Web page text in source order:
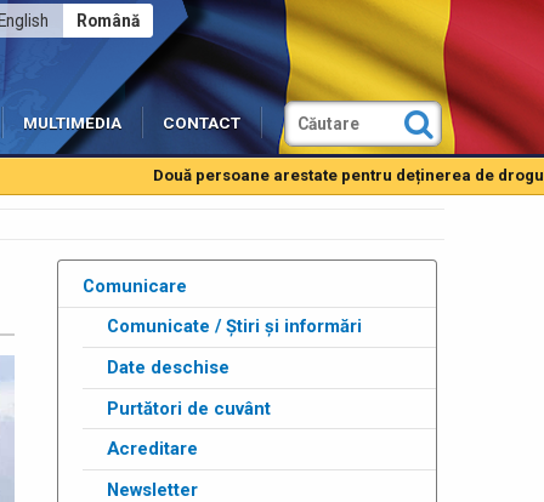
Română
English
MULTIMEDIA CONTACT
Două persoane arestate pentru deținerea de droguri de
Comunicare
Comunicate / Știri și informări
Date deschise
Purtători de cuvânt
Acreditare
Newsletter